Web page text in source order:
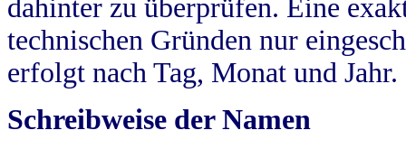
dahinter zu überprüfen. Eine
technischen Gründen nur
erfolgt nach Tag, Monat und Jahr.
Schreibweise der Namen